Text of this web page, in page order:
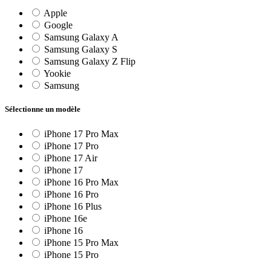
Apple
Google
Samsung Galaxy A
Samsung Galaxy S
Samsung Galaxy Z Flip
Yookie
Samsung
Sélectionne un modèle
iPhone 17 Pro Max
iPhone 17 Pro
iPhone 17 Air
iPhone 17
iPhone 16 Pro Max
iPhone 16 Pro
iPhone 16 Plus
iPhone 16e
iPhone 16
iPhone 15 Pro Max
iPhone 15 Pro